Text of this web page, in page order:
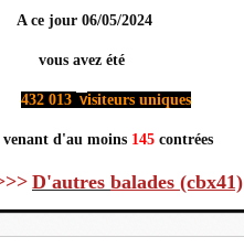
A ce jour 06/05/2024
vous avez été
432 013 visiteurs uniques
venant d'au moins 145 contrées
D'autres balades (cbx41)